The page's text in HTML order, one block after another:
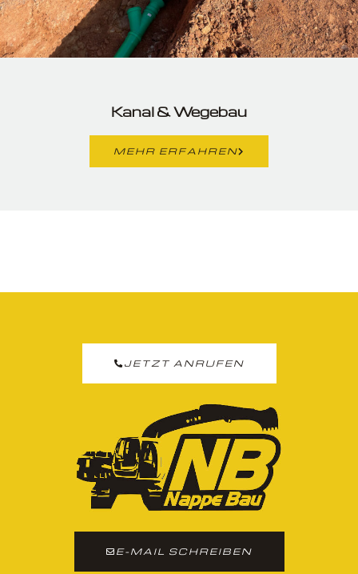
Kanal & Wegebau
MEHR ERFAHREN
JETZT ANRUFEN
E-MAIL SCHREIBEN